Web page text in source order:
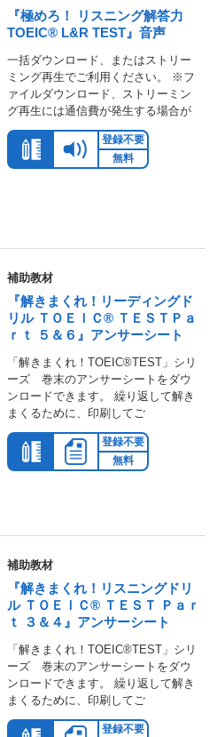
『極めろ！ リスニング解答力
TOEIC® L&R TEST』音声
一括ダウンロード、またはストリー
ミング再生でご利用ください。 ※フ
ァイルダウンロード、ストリーミン
グ再生には通信費が発生する場合が
登録不要
無料
補助教材
『解きまくれ！リーディングド
リル ＴＯＥＩＣ® ＴＥＳＴＰａ
ｒｔ ５＆６』アンサーシート
「解きまくれ！TOEIC®TEST」シリ
ーズ 巻末のアンサーシートをダウ
ンロードできます。 繰り返して解き
まくるために、印刷してご
登録不要
無料
補助教材
『解きまくれ！リスニングドリ
ル ＴＯＥＩＣ® ＴＥＳＴ Ｐａｒ
ｔ ３＆４』アンサーシート
「解きまくれ！TOEIC®TEST」シリ
ーズ 巻末のアンサーシートをダウ
ンロードできます。 繰り返して解き
まくるために、印刷してご
登録不要